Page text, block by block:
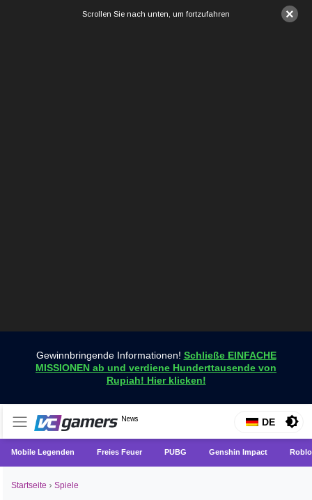
×
Scrollen Sie nach unten, um fortzufahren
Gewinnbringende Informationen! Schließe EINFACHE
MISSIONEN ab und verdiene Hunderttausende von
Rupiah! Hier klicken!
VCGamers-Neuigkeiten
News
Holen Sie sich die neuesten Spielnachrichten nur bei
VCGamers
DE
Mobile Legenden Freies Feuer PUBG Genshin Impact
Startseite › Spiele